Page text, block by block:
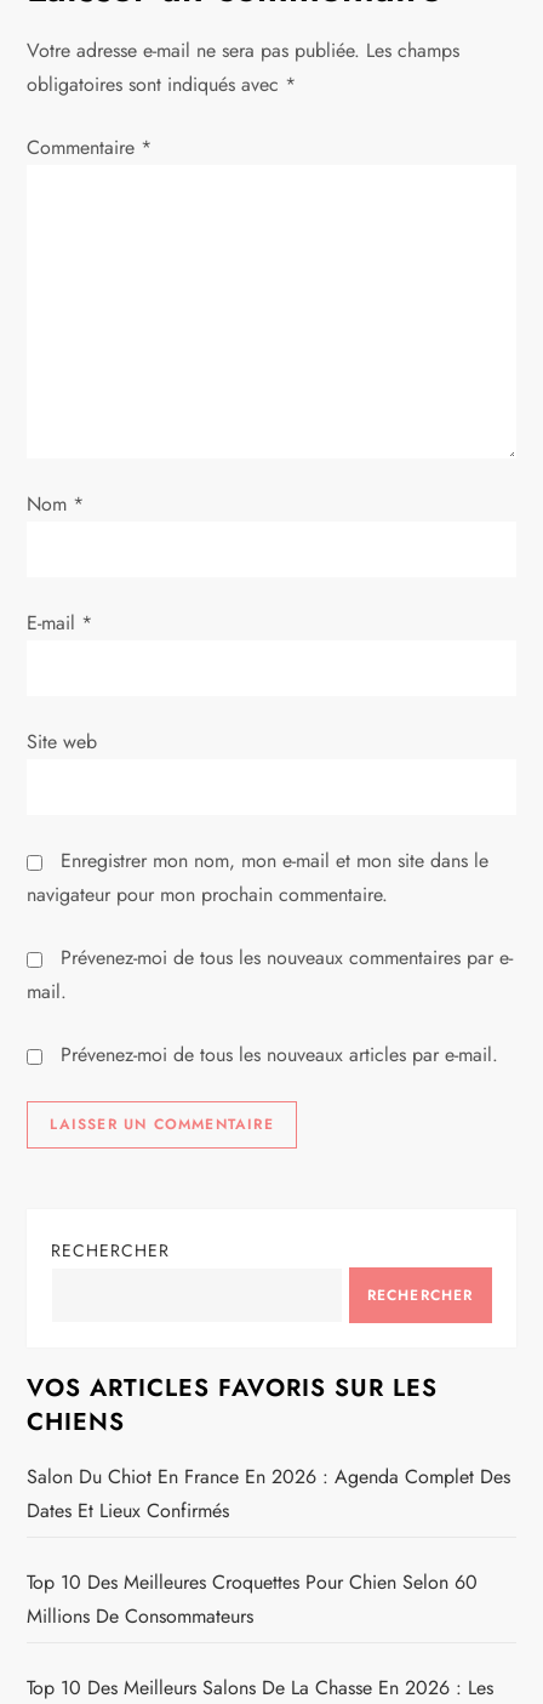
a
t
i
’
r
i
l
e
Votre adresse e-mail ne sera pas publiée. Les champs
obligatoires sont indiqués avec *
Commentaire *
Nom *
E-mail *
Site web
Enregistrer mon nom, mon e-mail et mon site dans le
navigateur pour mon prochain commentaire.
Prévenez-moi de tous les nouveaux commentaires par e-
mail.
Prévenez-moi de tous les nouveaux articles par e-mail.
RECHERCHER
RECHERCHER
VOS ARTICLES FAVORIS SUR LES
CHIENS
Salon Du Chiot En France En 2026 : Agenda Complet Des
Dates Et Lieux Confirmés
Top 10 Des Meilleures Croquettes Pour Chien Selon 60
Millions De Consommateurs
Top 10 Des Meilleurs Salons De La Chasse En 2026 : Les